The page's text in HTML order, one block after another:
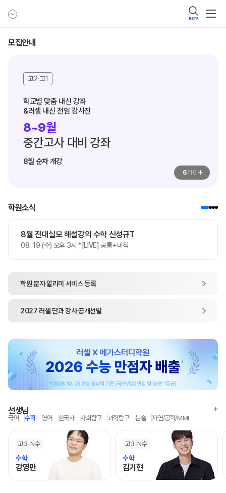
BETA
모집안내
고2·고1
학교별 맞춤 내신 강좌
&러셀 내신 전임 강사진
8~9월
중간고사 대비 강좌
8월 순차 개강
6/10 +
학원소식
8월 전대실모 해설강의 수학 신성규T
08. 19 (수) 오후 3시 *[LIVE] 공통+미적
학원 문자 알리미 서비스 등록
2027 러셀 단과강사 공개선발
선생님
국어 수학 영어 한국사 사회탐구 과학탐구 논술 자연/공학/MMI
고3 N수
수학
강영만
고3 N수
수학
김기현